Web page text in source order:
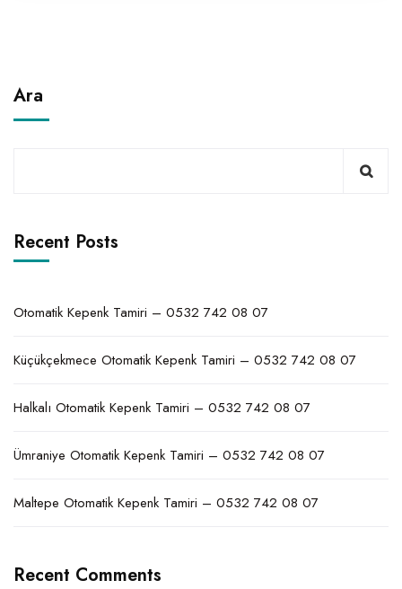
Ara
Recent Posts
Otomatik Kepenk Tamiri – 0532 742 08 07
Küçükçekmece Otomatik Kepenk Tamiri – 0532 742 08 07
Halkalı Otomatik Kepenk Tamiri – 0532 742 08 07
Ümraniye Otomatik Kepenk Tamiri – 0532 742 08 07
Maltepe Otomatik Kepenk Tamiri – 0532 742 08 07
Recent Comments